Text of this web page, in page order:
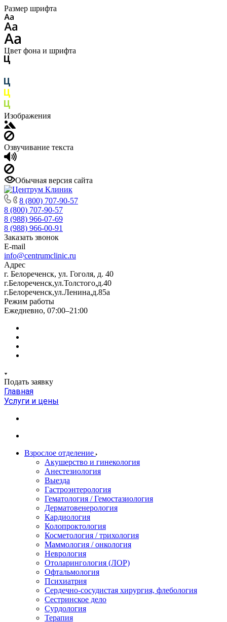
Размер шрифта
Цвет фона и шрифта
Изображения
Озвучивание текста
Обычная версия сайта
8 (800) 707-90-57
8 (800) 707-90-57
8 (988) 966-07-69
8 (988) 966-00-91
Заказать звонок
E-mail
info@centrumclinic.ru
Адрес
г. Белореченск, ул. Гоголя, д. 40
г.Белореченск,ул.Толстого,д.40
г.Белореченск,ул.Ленина,д.85а
Режим работы
Ежедневно, 07:00–21:00
Подать заявку
Главная
Услуги и цены
Взрослое отделение
Акушерство и гинекология
Анестезиология
Выезда
Гастроэнтерология
Гематология / Гемостазиология
Дерматовенерология
Кардиология
Колопроктология
Косметология / трихология
Маммология / онкология
Неврология
Отоларингология (ЛОР)
Офтальмология
Психиатрия
Сердечно-сосудистая хирургия, флебология
Сестринское дело
Сурдология
Терапия